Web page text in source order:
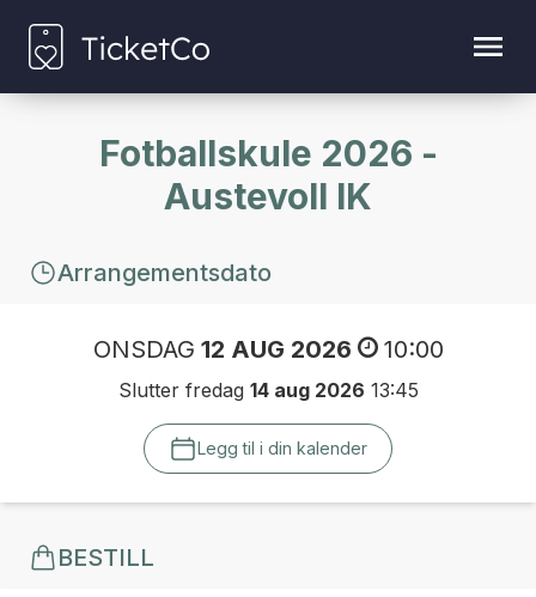
Fotballskule 2026 -
Austevoll IK
Arrangementsdato
ONSDAG 12 AUG 2026 10:00
Slutter fredag 14 aug 2026 13:45
Legg til i din kalender
BESTILL